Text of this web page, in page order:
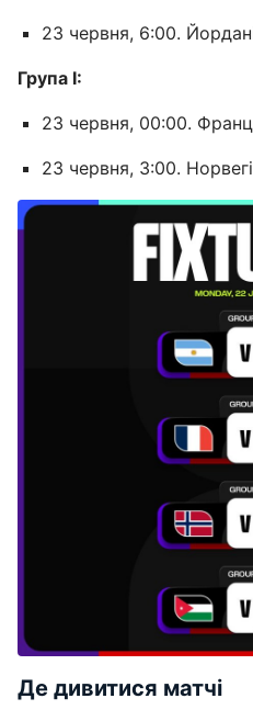
23 червня, 6:00.
Група I:
23 червня, 00:00.
23 червня, 3:00.
Де дивитися матчі